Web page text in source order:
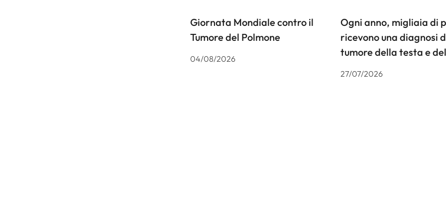
Giornata Mondiale contro il
Tumore del Polmone
04/08/2026
Ogni anno, migliaia di
ricevono una diagnosi
tumore della testa e
27/07/2026